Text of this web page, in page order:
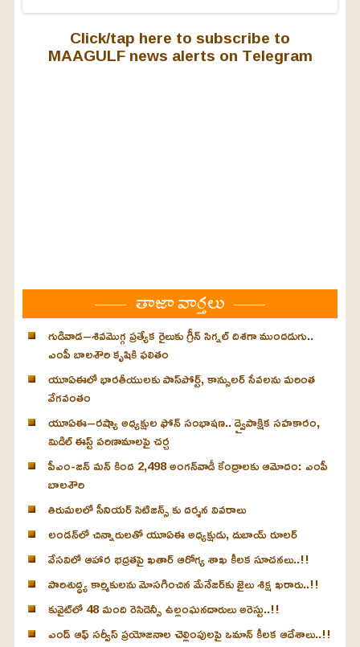
Click/tap here to subscribe to
MAAGULF news alerts on Telegram
తాజా వార్తలు
గుడివాడ–శివమొగ్గ ప్రత్యేక రైలుకు గ్రీన్ సిగ్నల్ దిశగా ముందడుగు..
ఎంపీ బాలశౌరి కృషికి ఫలితం
యూఏఈలో భారతీయులకు పాస్‌పోర్ట్, కాన్సులర్ సేవలను మరింత
వేగవంతం
యూఏఈ–రష్యా అధ్యక్షుల ఫోన్ సంభాషణ.. ద్వైపాక్షిక సహకారం,
మిడిల్ ఈస్ట్ పరిణామాలపై చర్చ
పీఎం-జన్ మన్ కింద 2,498 అంగన్‌వాడీ కేంద్రాలకు ఆమోదం: ఎంపీ
బాలశౌరి
తిరుమలలో సీనియర్ సిటిజన్స్ కు దర్శన వివరాలు
లండన్‌లో చిన్నారులతో యూఏఈ అధ్యక్షుడు, దుబాయ్ రూలర్
వేసవిలో ఆహార భద్రతపై ఖతార్ ఆరోగ్య శాఖ కీలక సూచనలు..!!
పారిశుద్ధ్య కార్మికులను మోసగించిన మేనేజర్‌కు జైలు శిక్ష ఖరారు..!!
కువైట్‌లో 48 మంది రెసిడెన్సీ ఉల్లంఘనదారులు అరెస్టు..!!
ఎండ్ ఆఫ్ సర్వీస్ ప్రయోజనాల చెల్లింపులపై ఒమాన్ కీలక ఆదేశాలు..!!